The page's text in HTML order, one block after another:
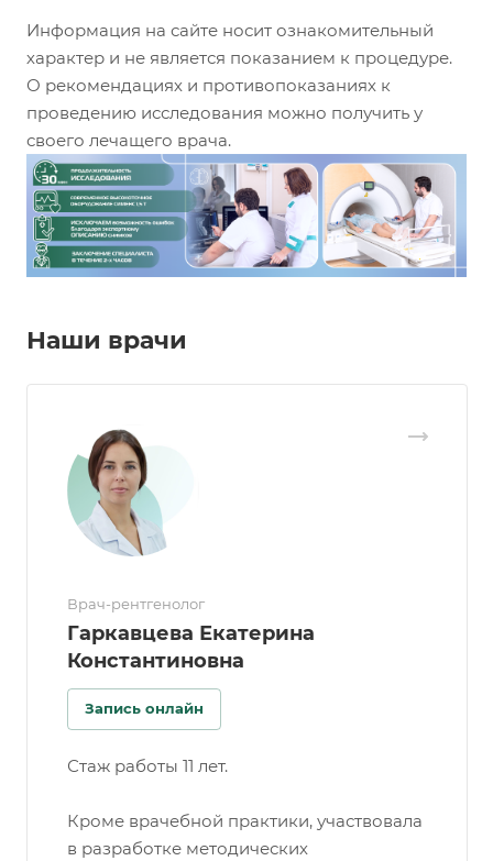
Информация на сайте носит ознакомительный
характер и не является показанием к процедуре.
О рекомендациях и противопоказаниях к
проведению исследования можно получить у
своего лечащего врача.
Наши врачи
Врач-рентгенолог
Гаркавцева Екатерина
Константиновна
Запись онлайн
Стаж работы 11 лет.
Кроме врачебной практики, участвовала
в разработке методических